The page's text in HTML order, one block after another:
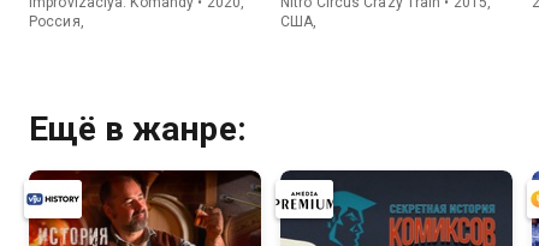
Россия,
США,
Ещё в жанре: